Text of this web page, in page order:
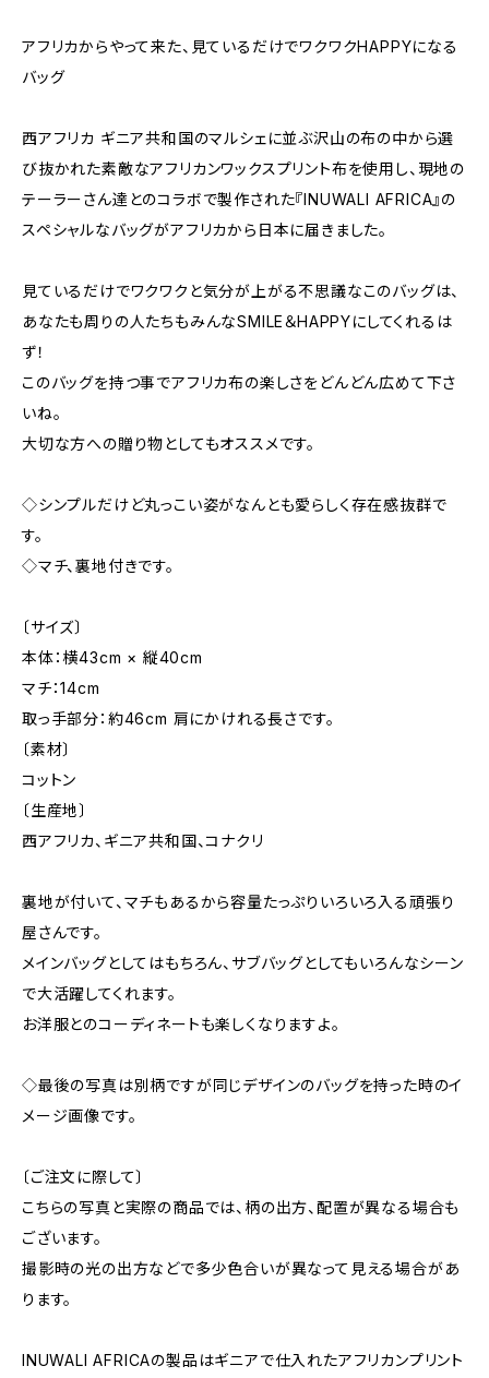
アフリカからやって来た、見ているだけでワクワクHAPPYになる
バッグ
西アフリカ ギニア共和国のマルシェに並ぶ沢山の布の中から選
び抜かれた素敵なアフリカンワックスプリント布を使用し、現地の
テーラーさん達とのコラボで製作された『INUWALI AFRICA』の
スペシャルなバッグがアフリカから日本に届きました。
見ているだけでワクワクと気分が上がる不思議なこのバッグは、
あなたも周りの人たちもみんなSMILE＆HAPPYにしてくれるは
ず！
このバッグを持つ事でアフリカ布の楽しさをどんどん広めて下さ
いね。
大切な方への贈り物としてもオススメです。
◇シンプルだけど丸っこい姿がなんとも愛らしく存在感抜群で
す。
◇マチ、裏地付きです。
〔サイズ〕
本体：横43cm × 縦40cm
マチ：14cm
取っ手部分：約46cm 肩にかけれる長さです。
〔素材〕
コットン
〔生産地〕
西アフリカ、ギニア共和国、コナクリ
裏地が付いて、マチもあるから容量たっぷりいろいろ入る頑張り
屋さんです。
メインバッグとしてはもちろん、サブバッグとしてもいろんなシーン
で大活躍してくれます。
お洋服とのコーディネートも楽しくなりますよ。
◇最後の写真は別柄ですが同じデザインのバッグを持った時のイ
メージ画像です。
〔ご注文に際して〕
こちらの写真と実際の商品では、柄の出方、配置が異なる場合も
ございます。
撮影時の光の出方などで多少色合いが異なって見える場合があ
ります。
INUWALI AFRICAの製品はギニアで仕入れたアフリカンプリント